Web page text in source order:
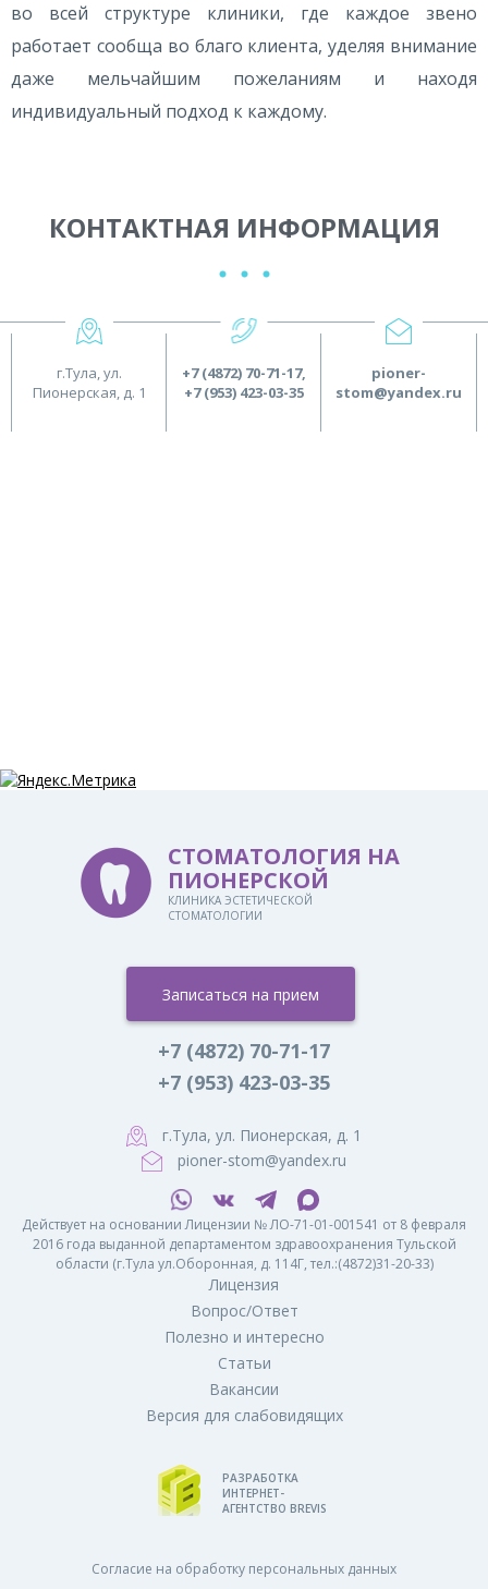
во всей структуре клиники, где каждое звено
работает сообща во благо клиента, уделяя внимание
даже мельчайшим пожеланиям и находя
индивидуальный подход к каждому.
КОНТАКТНАЯ ИНФОРМАЦИЯ
г.Тула, ул.
Пионерская, д. 1
+7 (4872) 70-71-17,
+7 (953) 423-03-35
pioner-
stom@yandex.ru
СТОМАТОЛОГИЯ НА
ПИОНЕРСКОЙ
КЛИНИКА ЭСТЕТИЧЕСКОЙ
СТОМАТОЛОГИИ
Записаться на прием
+7 (4872) 70-71-17
+7 (953) 423-03-35
г.Тула, ул. Пионерская, д. 1
pioner-stom@yandex.ru
Действует на основании Лицензии № ЛО-71-01-001541 от 8 февраля
2016 года выданной департаментом здравоохранения Тульской
области (г.Тула ул.Оборонная, д. 114Г, тел.:(4872)31-20-33)
Лицензия
Вопрос/Ответ
Полезно и интересно
Статьи
Вакансии
Версия для слабовидящих
РАЗРАБОТКА
ИНТЕРНЕТ-
АГЕНТСТВО BREVIS
Согласие на обработку персональных данных